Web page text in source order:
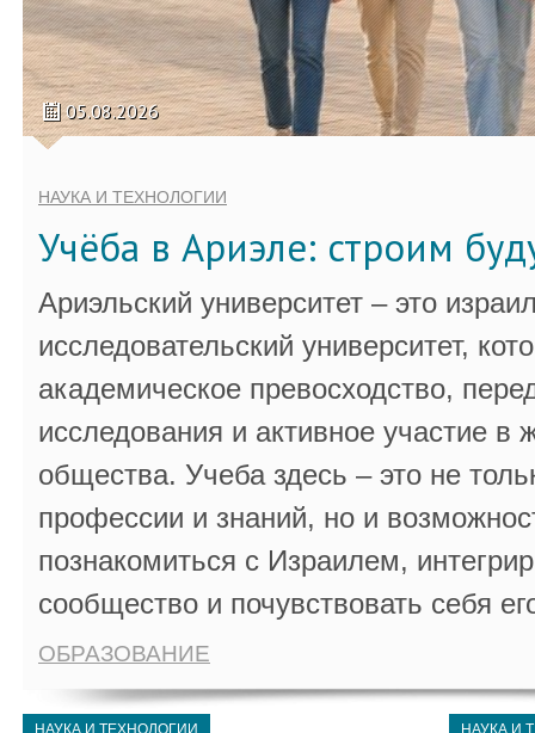
05.08.2026
НАУКА И ТЕХНОЛОГИИ
Учёба в Ариэле: строим
Ариэльский университет – это
исследовательский университет,
академическое превосходство,
исследования и активное участие в
общества. Учеба здесь – это не
профессии и знаний, но и
познакомиться с Израилем,
сообщество и почувствовать себя
ОБРАЗОВАНИЕ
НАУКА И ТЕХНОЛОГИИ НАУКА И